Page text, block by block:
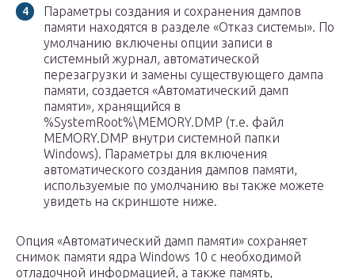
Параметры создания и сохранения дампов
памяти находятся в разделе «Отказ системы». По
умолчанию включены опции записи в
системный журнал, автоматической
перезагрузки и замены существующего дампа
памяти, создается «Автоматический дамп
памяти», хранящийся в
%SystemRoot%\MEMORY.DMP (т.е. файл
MEMORY.DMP внутри системной папки
Windows). Параметры для включения
автоматического создания дампов памяти,
используемые по умолчанию вы также можете
увидеть на скриншоте ниже.
Опция «Автоматический дамп памяти» сохраняет
снимок памяти ядра Windows 10 с необходимой
отладочной информацией, а также память,